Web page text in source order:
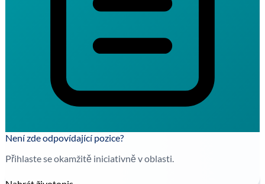
Není zde odpovídající pozice?
Přihlaste se okamžitě iniciativně v oblasti.